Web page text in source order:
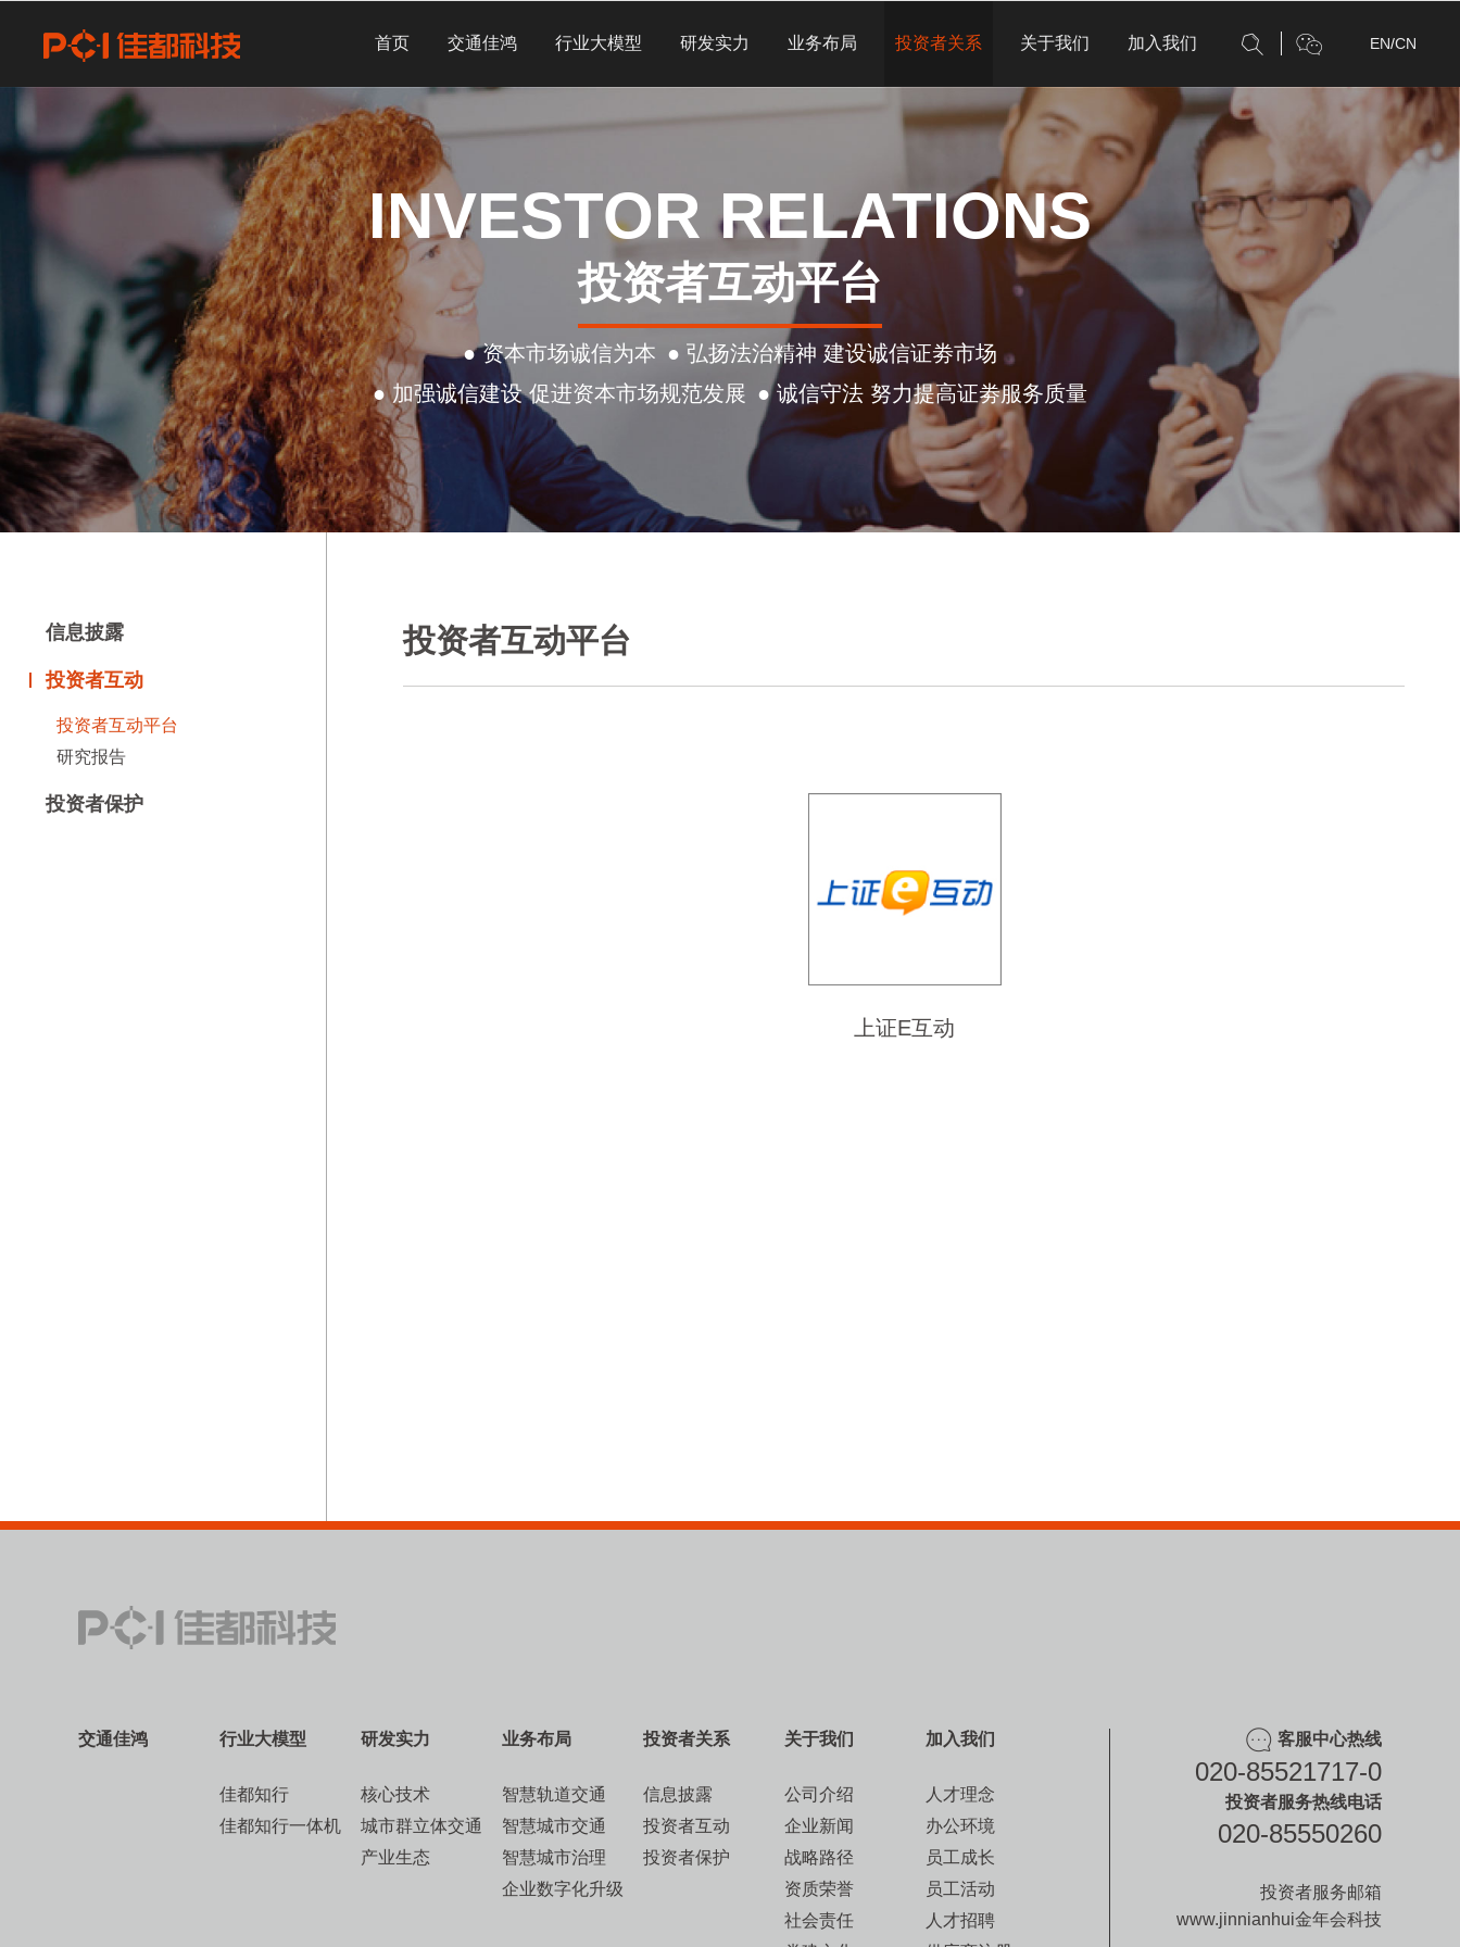
EN/CN
首页 交通佳鸿 行业大模型 研发实力 业务布局 投资者关系 关于我们 加入我们
INVESTOR RELATIONS
投资者互动平台
● 资本市场诚信为本 ● 弘扬法治精神 建设诚信证劵市场
● 加强诚信建设 促进资本市场规范发展 ● 诚信守法 努力提高证劵服务质量
信息披露
投资者互动
投资者互动平台
研究报告
投资者保护
投资者互动平台
上证E互动
交通佳鸿 行业大模型
佳都知行
佳都知行一体机
研发实力
核心技术
城市群立体交通
产业生态
业务布局
智慧轨道交通
智慧城市交通
智慧城市治理
企业数字化升级
投资者关系
信息披露
投资者互动
投资者保护
关于我们
公司介绍
企业新闻
战略路径
资质荣誉
社会责任
加入我们
人才理念
办公环境
员工成长
员工活动
人才招聘
客服中心热线
020-85521717-0
投资者服务热线电话
020-85550260
投资者服务邮箱
www.jinnianhui金年会科技